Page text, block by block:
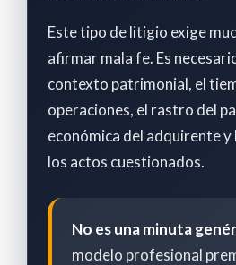
Este tipo de litigio exige
afirmar mala fe. Es
contexto patrimonial, el
operaciones, el rastro del
económica del adquirente
los actos cuestionados.
No es una minuta
modelo profesional